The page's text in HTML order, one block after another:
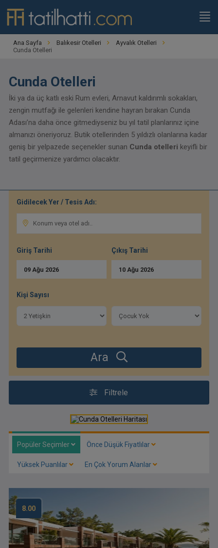
Ana Sayfa Balıkesir Otelleri
Ayvalık Otelleri
Cunda Otelleri
Cunda Otelleri
İki ya da üç katlı eski Rum evleri, Arnavut kaldırımlı sokakları,
zengin mutfağı ile gelenleri kendine hayran bırakan Cunda
Adası’na daha önce gitmediyseniz bu yıl tatil planlarınız içine
almanızı öneriyoruz. Butik otellerinden 5 yıldızlı olanlarına kadar
geniş bir yelpazede seçenekler sunan Cunda otelleri keyifli bir
tatil geçirmenize yardımcı olacaktır.
Gidilecek Yer / Tesis Adı:
Giriş Tarihi
09Ağu 2026
Çıkış Tarihi
10 Ağu 2026
Kişi Sayısı
Ara
Filtrele
Popüler Seçimler Önce Düşük Fiyatlılar
Yüksek Puanlılar En Çok Yorum Alanlar
8.00